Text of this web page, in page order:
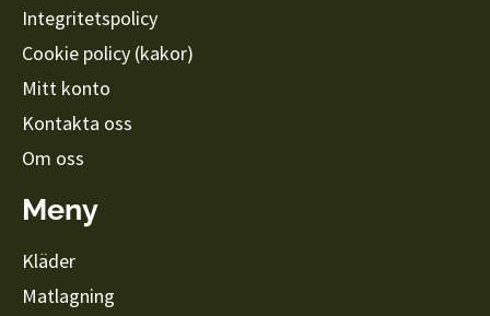
Integritetspolicy
Cookie policy (kakor)
Mitt konto
Kontakta oss
Om oss
Meny
Kläder
Matlagning